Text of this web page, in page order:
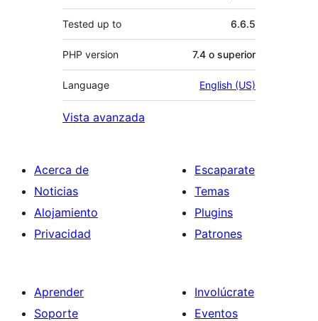
Tested up to 6.6.5
PHP version 7.4 o superior
Language English (US)
Vista avanzada
Acerca de
Noticias
Alojamiento
Privacidad
Escaparate
Temas
Plugins
Patrones
Aprender
Soporte
Involúcrate
Eventos